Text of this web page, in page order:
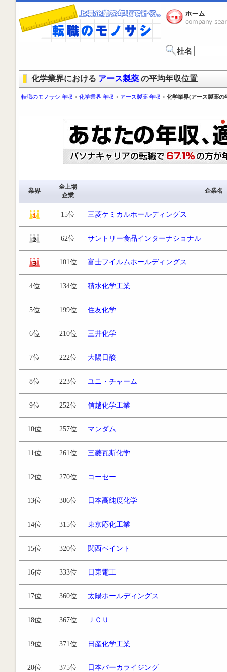
社名
化学業界における アース製薬 の平均年収位置
転職のモノサシ 年収 > 化学業界 年収 > アース製薬 年収 > 化学業界(アース製薬の
業界
全上場
企業
企業名
15位 三菱ケミカルホールディングス
62位 サントリー食品インターナショナル
101位 富士フイルムホールディングス
4位 134位 積水化学工業
5位 199位 住友化学
6位 210位 三井化学
7位 222位 大陽日酸
8位 223位 ユニ・チャーム
9位 252位 信越化学工業
10位 257位 マンダム
11位 261位 三菱瓦斯化学
12位 270位 コーセー
13位 306位 日本高純度化学
14位 315位 東京応化工業
15位 320位 関西ペイント
16位 333位 日東電工
17位 360位 太陽ホールディングス
18位 367位 ＪＣＵ
19位 371位 日産化学工業
20位 375位 日本パーカライジング